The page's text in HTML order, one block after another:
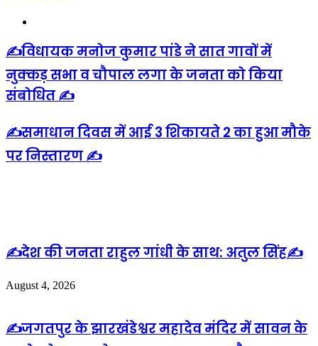
✍️विधायक मनोज कुमार पांडे ने सात गावों में
नुक्कड़ सभा व चौपाल लगा के जनता को किया
संबोधित ✍️
✍️समाधान दिवस में आई 3 शिकायते 2 का हुआ मौके
पर निस्तारण ✍️
✍️देश की जनता राहुल गांधी के साथ: अतुल सिंह✍️
August 4, 2026
✍️जगतपुर के झारखंडेश्वर महादेव मंदिर में सावन के